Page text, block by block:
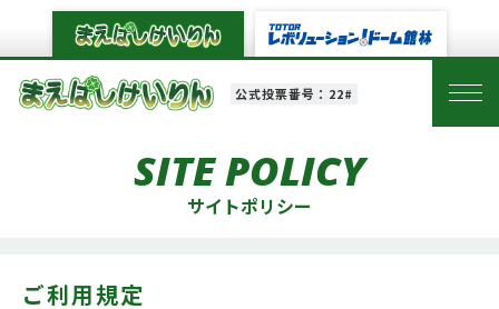
公式投票番号：22#
SITE POLICY
サイトポリシー
ご利用規定